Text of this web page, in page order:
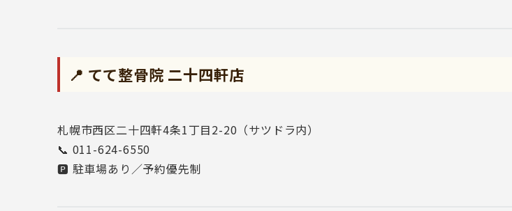
📍 てて整骨院 二十四軒店
札幌市西区二十四軒4条1丁目2-20（サツドラ内）
📞 011-624-6550
🅿️ 駐車場あり／予約優先制